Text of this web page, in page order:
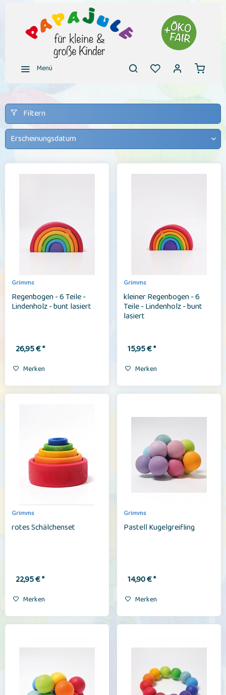
Menü
Filtern
Grimms
Regenbogen - 6 Teile -
Lindenholz - bunt lasiert
26,95 € *
Merken
Grimms
kleiner Regenbogen - 6
Teile - Lindenholz - bunt
lasiert
15,95 € *
Merken
Grimms
rotes Schälchenset
22,95 € *
Merken
Grimms
Pastell Kugelgreifling
14,90 € *
Merken